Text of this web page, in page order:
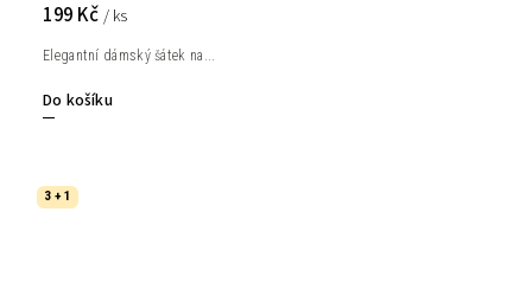
199 Kč / ks
Do košíku
Elegantní dámský šátek na...
3 + 1